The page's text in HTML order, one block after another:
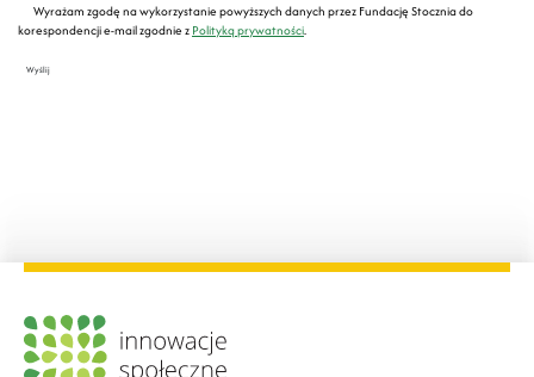
Wyrażam zgodę na wykorzystanie powyższych danych przez Fundację Stocznia do
korespondencji e-mail zgodnie z Polityką prywatności.
Wyślij